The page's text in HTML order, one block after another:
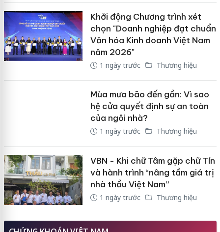
Khởi động Chương trình xét
chọn "Doanh nghiệp đạt chuẩn
Văn hóa Kinh doanh Việt Nam
năm 2026"
1 ngày trước Thương hiệu
Mùa mưa bão đến gần: Vì sao
hệ cửa quyết định sự an toàn
của ngôi nhà?
1 ngày trước Thương hiệu
VBN - Khi chữ Tâm gặp chữ Tín
và hành trình “nâng tầm giá trị
nhà thầu Việt Nam”
1 ngày trước Thương hiệu